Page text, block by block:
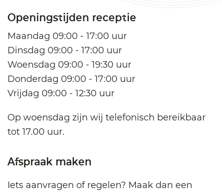
Openingstijden receptie
Maandag 09:00 - 17:00 uur
Dinsdag 09:00 - 17:00 uur
Woensdag 09:00 - 19:30 uur
Donderdag 09:00 - 17:00 uur
Vrijdag 09:00 - 12:30 uur
Op woensdag zijn wij telefonisch bereikbaar
tot 17.00 uur.
Afspraak maken
Iets aanvragen of regelen? Maak dan een